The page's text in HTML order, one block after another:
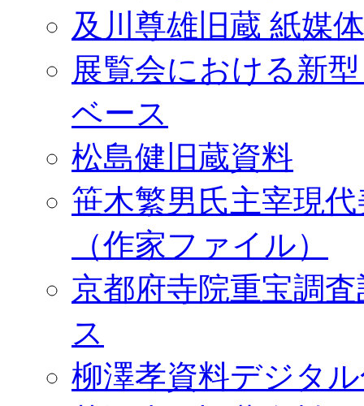
及川尊雄旧蔵 紙媒
展覧会における新
ベース
松島健旧蔵資料
笹木繁男氏主宰現
（作家ファイル）
京都府寺院重宝調
ス
柳澤孝資料デジタ